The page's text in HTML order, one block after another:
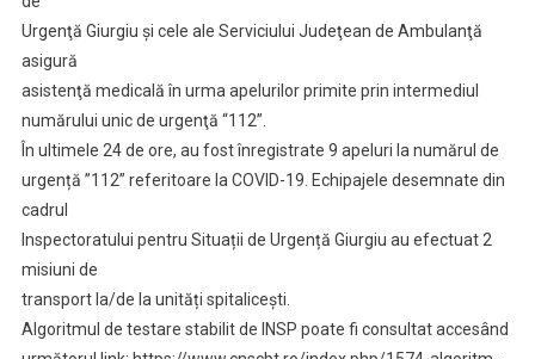
Urgenţă Giurgiu şi cele ale Serviciului Judeţean de Ambulanţă
asigură
asistenţă medicală în urma apelurilor primite prin intermediul
numărului unic de urgenţă “112”.
În ultimele 24 de ore, au fost înregistrate 9 apeluri la numărul de
urgență ”112” referitoare la COVID-19. Echipajele desemnate din
cadrul
Inspectoratului pentru Situații de Urgență Giurgiu au efectuat 2
misiuni de
transport la/de la unități spitalicești.
Algoritmul de testare stabilit de INSP poate fi consultat accesând